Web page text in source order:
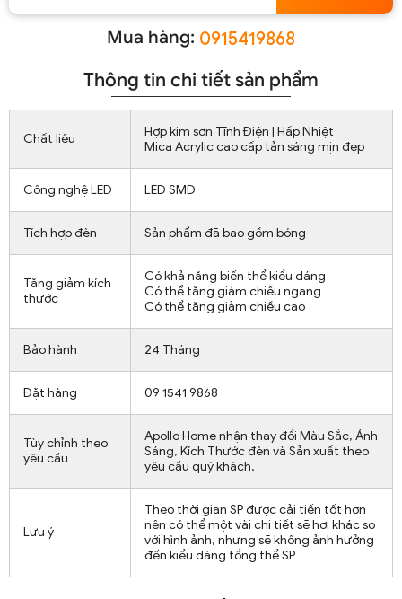
Mua hàng: 0915419868
Thông tin chi tiết sản phẩm
Chất liệu
Hợp kim sơn Tĩnh Điện | Hấp Nhiệt
Mica Acrylic cao cấp tản sáng mịn đẹp
Công nghệ LED LED SMD
Tích hợp đèn Sản phẩm đã bao gồm bóng
Tăng giảm kích
thước
Có khả năng biến thể kiểu dáng
Có thể tăng giảm chiều ngang
Có thể tăng giảm chiều cao
Bảo hành 24 Tháng
Đặt hàng 09 1541 9868
Tùy chỉnh theo
yêu cầu
Apollo Home nhận thay đổi Màu Sắc, Ánh
Sáng, Kích Thước đèn và Sản xuất theo
yêu cầu quý khách.
Lưu ý
Theo thời gian SP được cải tiến tốt hơn
nên có thể một vài chi tiết sẽ hơi khác so
với hình ảnh, nhưng sẽ không ảnh hưởng
đến kiểu dáng tổng thể SP